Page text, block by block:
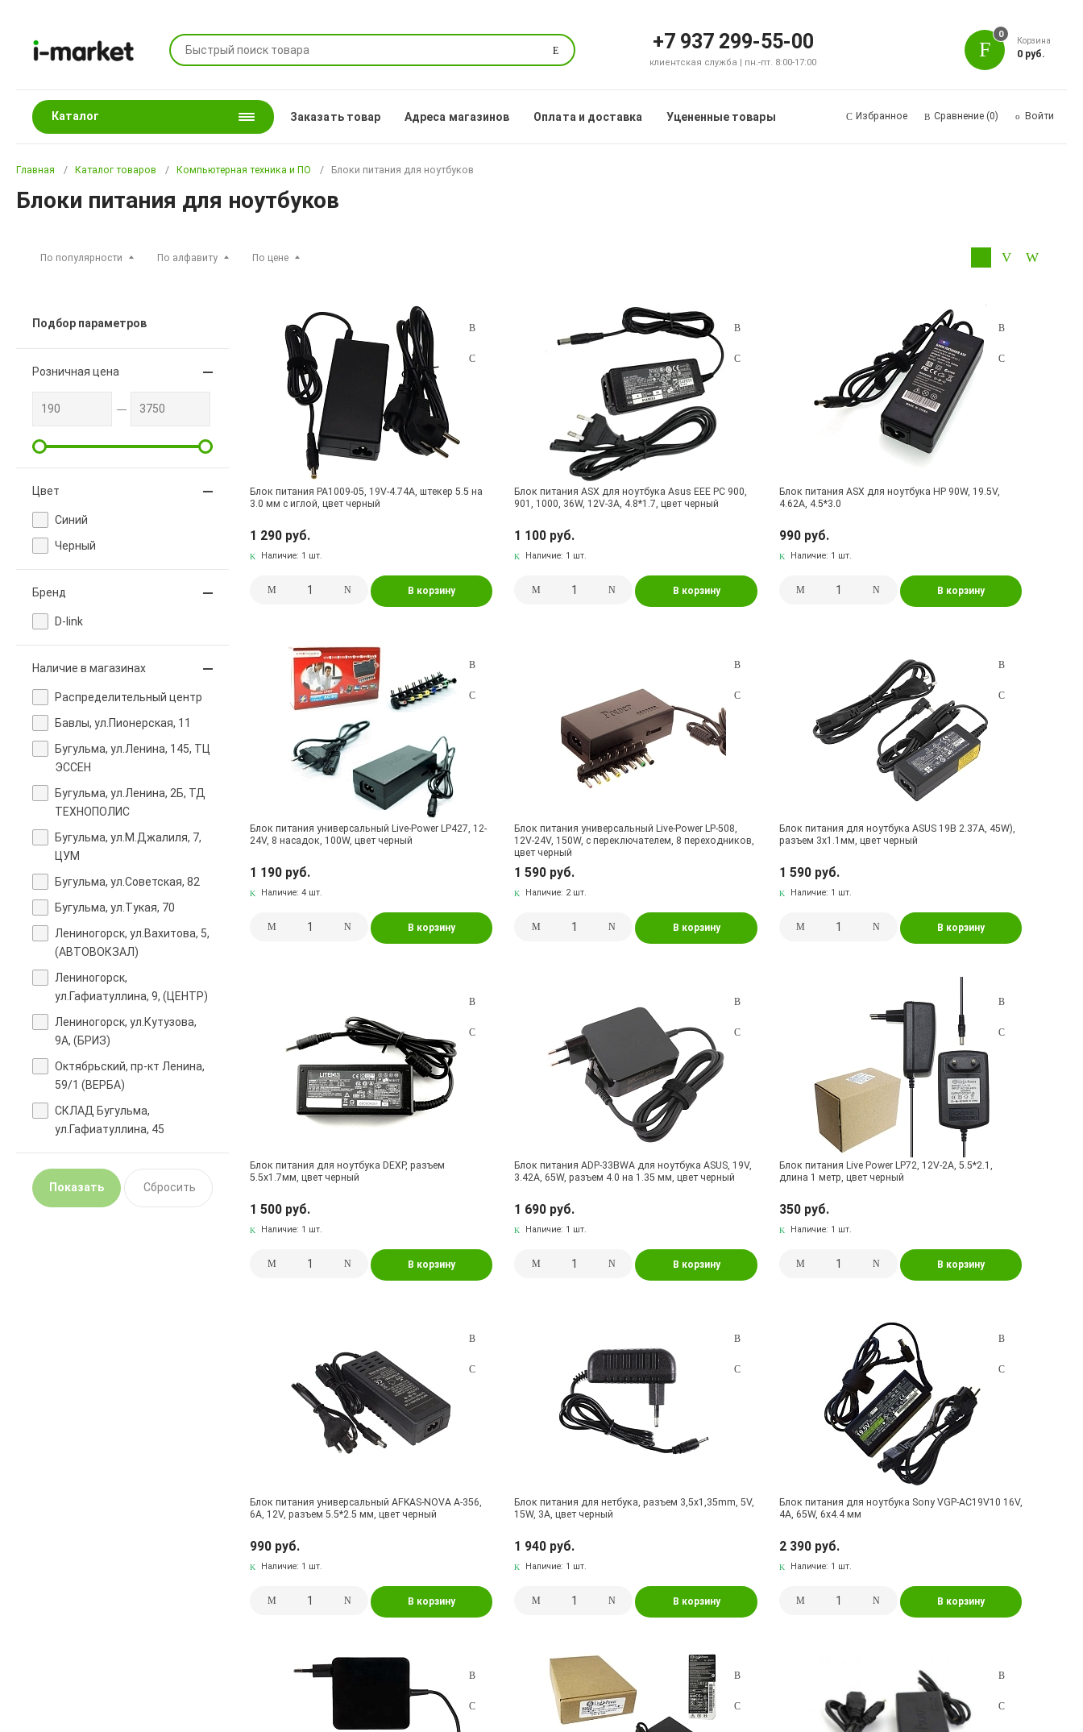
Поиск +7 937 299-55-00
клиентская служба | пн.-пт. 8:00-17:00
0
Корзина
0 руб.
Каталог Заказать товар Адреса магазинов Оплата и доставка Уцененные товары Избранное Сравнение (0) Войти
Главная Каталог товаров Компьютерная техника и ПО Блоки питания для ноутбуков
Блоки питания для ноутбуков
По популярности По алфавиту По цене
Подбор параметров
Розничная цена
Цвет
Синий
Черный
Бренд
D-link
Наличие в магазинах
Pаспределительный центр
Бавлы, ул.Пионерская, 11
Бугульма, ул.Ленина, 145, ТЦ
ЭССЕН
Бугульма, ул.Ленина, 2Б, ТД
ТЕХНОПОЛИС
Бугульма, ул.М.Джалиля, 7,
ЦУМ
Бугульма, ул.Советская, 82
Бугульма, ул.Тукая, 70
Лениногорск, ул.Вахитова, 5,
(АВТОВОКЗАЛ)
Лениногорск,
ул.Гафиатуллина, 9, (ЦЕНТР)
Лениногорск, ул.Кутузова,
9А, (БРИЗ)
Октябрьский, пр-кт Ленина,
59/1 (ВЕРБА)
СКЛАД Бугульма,
ул.Гафиатуллина, 45
Блок питания PA1009-05, 19V-4.74A, штекер 5.5 на
3.0 мм с иглой, цвет черный
1 290 руб.
Наличие: 1 шт.
В корзину
Блок питания ASX для ноутбука Asus EEE PC 900,
901, 1000, 36W, 12V-3A, 4.8*1.7, цвет черный
1 100 руб.
Наличие: 1 шт.
В корзину
Блок питания ASX для ноутбука HP 90W, 19.5V,
4.62A, 4.5*3.0
990 руб.
Наличие: 1 шт.
В корзину
Блок питания универсальный Live-Power LP427, 12-
24V, 8 насадок, 100W, цвет черный
1 190 руб.
Наличие:4 шт.
В корзину
Блок питания универсальный Live-Power LP-508,
12V-24V, 150W, с переключателем, 8 переходников,
цвет черный
1 590 руб.
Наличие: 2 шт.
В корзину
Блок питания для ноутбука ASUS 19В 2.37A, 45W),
разъем 3x1.1мм, цвет черный
1 590 руб.
Наличие: 1 шт.
В корзину
Блок питания для ноутбука DEXP, разъем
5.5x1.7мм, цвет черный
1 500 руб.
Наличие: 1 шт.
В корзину
Блок питания ADP-33BWA для ноутбука ASUS, 19V,
3.42A, 65W, разъем 4.0 на 1.35 мм, цвет черный
1 690 руб.
Наличие: 1 шт.
В корзину
Блок питания Live Power LP72, 12V-2A, 5.5*2.1,
длина 1 метр, цвет черный
350 руб.
Наличие: 1 шт.
В корзину
Блок питания универсальный AFKAS-NOVA A-356,
6A, 12V, разъем 5.5*2.5 мм, цвет черный
990 руб.
Наличие: 1 шт.
В корзину
Блок питания для нетбука, разъем 3,5x1,35mm, 5V,
15W, 3A, цвет черный
1 940 руб.
Наличие: 1 шт.
В корзину
Блок питания для ноутбука Sony VGP-AC19V10 16V,
4A, 65W, 6x4.4 мм
2 390 руб.
Наличие: 1 шт.
В корзину